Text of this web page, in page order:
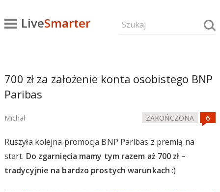
LiveSmarter
700 zł za założenie konta osobistego BNP
Paribas
Michał ZAKOŃCZONA
Ruszyła kolejna promocja BNP Paribas z premią na
start. Do zgarnięcia mamy tym razem aż 700 zł –
tradycyjnie na bardzo prostych warunkach:)